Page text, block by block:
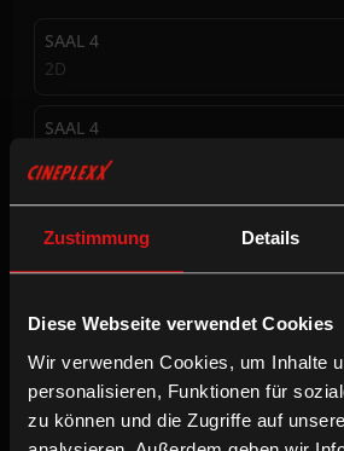
Zustimmung Details
Diese Webseite verwendet Cookies
Wir verwenden Cookies, um Inhalte
personalisieren, Funktionen für
zu können und die Zugriffe auf
SAAL 4
2D
SAAL 4
Action, Abenteuer
2h 30m
SAAL 2